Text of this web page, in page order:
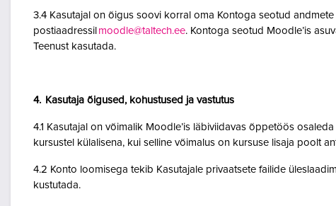
3.4 Kasutajal on õigus soovi korral oma Kontoga seotud
postiaadressil moodle@taltech.ee. Kontoga seotud Moodle’is
Teenust kasutada.
4. Kasutaja õigused, kohustused ja vastutus
4.1 Kasutajal on võimalik Moodle’is läbiviidavas õppetöös
kursustel külalisena, kui selline võimalus on kursuse lisaja poolt
4.2 Konto loomisega tekib Kasutajale privaatsete failide
kustutada.